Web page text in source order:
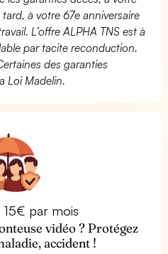
à votre 67e anniversaire
L’offre ALPHA TNS est à
par tacite reconduction.
des garanties
Loi Madelin.
par mois
vidéo ? Protégez
accident !